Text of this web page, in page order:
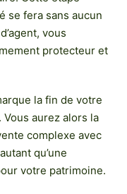
se fera sans aucun
vous
protecteur et
la fin de votre
aurez alors la
complexe avec
qu’une
votre patrimoine.